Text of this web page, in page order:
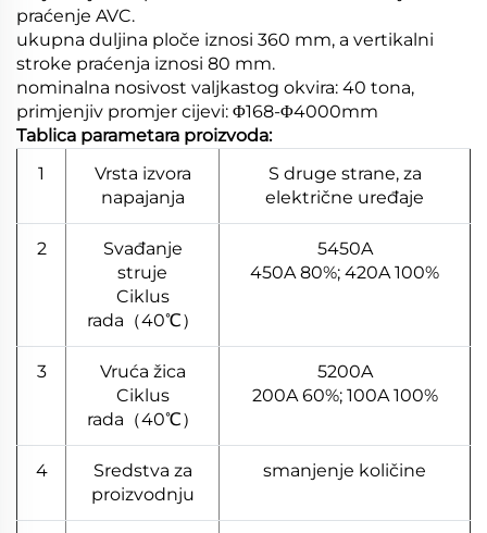
praćenje AVC.
ukupna duljina ploče iznosi 360 mm, a vertikalni
stroke praćenja iznosi 80 mm.
nominalna nosivost valjkastog okvira: 40 tona,
primjenjiv promjer cijevi: Φ168-Φ4000mm
Tablica parametara proizvoda:
1
Vrsta izvora
napajanja
S druge strane, za
električne uređaje
2
Svađanje
struje
Ciklus
rada（40℃）
5450A
450A 80%; 420A 100%
3
Vruća žica
Ciklus
rada（40℃）
5200A
200A 60%; 100A 100%
4
Sredstva za
proizvodnju
smanjenje količine